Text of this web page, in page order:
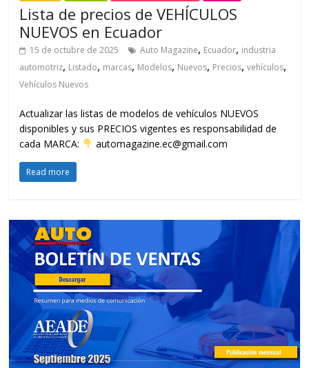
Lista de precios de VEHÍCULOS
NUEVOS en Ecuador
15 de octubre de 2025 Auto Magazine, Ecuador, industria
automotriz, Listado, marcas, Modelos, Nuevos, Precios,vehículos,
Vehículos Nuevos
Actualizar las listas de modelos de vehículos NUEVOS
disponibles y sus PRECIOS vigentes es responsabilidad de
cada MARCA:
automagazine.ec@gmail.com
Read more